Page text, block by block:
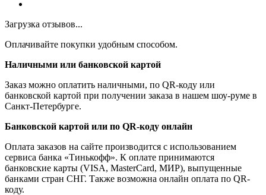
Загрузка отзывов...
Оплачивайте покупки удобным способом.
Наличными или банковской картой
Заказ можно оплатить наличными, по QR-коду или
банковской картой при получении заказа в нашем шоу-руме в
Санкт-Петербурге.
Банковской картой или по QR-коду онлайн
Оплата заказов на сайте производится с использованием
сервиса банка «Тинькофф». К оплате принимаются
банковские карты (VISA, MasterCard, МИР), выпущенные
банками стран СНГ. Также возможна онлайн оплата по QR-
коду.